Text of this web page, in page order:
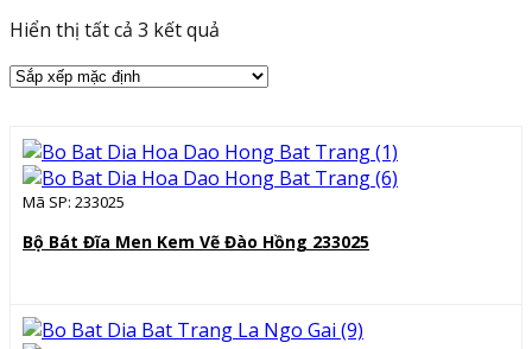
Hiển thị tất cả 3 kết quả
Mã SP: 233025
Bộ Bát Đĩa Men Kem Vẽ Đào Hồng 233025